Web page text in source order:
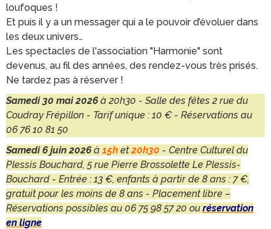
loufoques !
Et puis il y a un messager qui a le pouvoir d’évoluer dans
les deux univers…
Les spectacles de l'association "Harmonie" sont
devenus, au fil des années, des rendez-vous très prisés.
Ne tardez pas à réserver !
Samedi 30 mai 2026à 20h30 - Salle des fêtes 2 rue du
Coudray Frépillon - Tarif unique : 10 € - Réservations au
06 76 10 81 50
Samedi 6 juin 2026à 15h et20h30 - Centre Culturel du
Plessis Bouchard, 5 rue Pierre Brossolette Le Plessis-
Bouchard - Entrée : 13 €, enfants à partir de 8 ans : 7 €,
gratuit pour les moins de 8 ans - Placement libre –
Réservations possibles au 06 75 98 57 20 ou réservation
en ligne